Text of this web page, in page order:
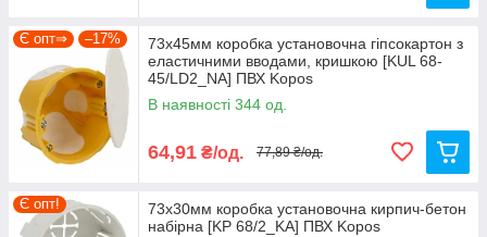
Є опт⇒ –17%
73х45мм коробка установочна гіпсокартон з
еластичними вводами, кришкою [KUL 68-
45/LD2_NA] ПВХ Kopos
В наявності 344 од.
64,91 ₴/од. 77,89 ₴/од.
Є опт!
73х30мм коробка установочна кирпич-бетон
набірна [KP 68/2_KA] ПВХ Kopos